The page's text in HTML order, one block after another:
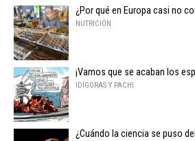
¿Por qué en Europa casi no
NUTRICIÓN
¡Vamos que se acaban los
IDÍGORAS Y PACHI
¿Cuándo la ciencia se puso